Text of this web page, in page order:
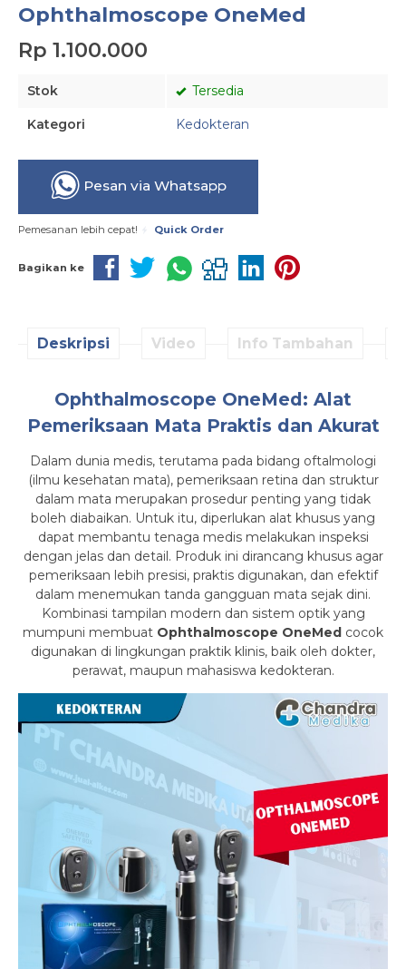
Ophthalmoscope OneMed
Rp 1.100.000
Stok Tersedia
Kategori Kedokteran
Pesan via Whatsapp
Pemesanan lebih cepat! Quick Order
Bagikan ke
Deskripsi Video Info Tambahan
Ophthalmoscope OneMed: Alat
Pemeriksaan Mata Praktis dan Akurat
Dalam dunia medis, terutama pada bidang oftalmologi
(ilmu kesehatan mata), pemeriksaan retina dan struktur
dalam mata merupakan prosedur penting yang tidak
boleh diabaikan. Untuk itu, diperlukan alat khusus yang
dapat membantu tenaga medis melakukan inspeksi
dengan jelas dan detail. Produk ini dirancang khusus agar
pemeriksaan lebih presisi, praktis digunakan, dan efektif
dalam menemukan tanda gangguan mata sejak dini.
Kombinasi tampilan modern dan sistem optik yang
mumpuni membuat Ophthalmoscope OneMed cocok
digunakan di lingkungan praktik klinis, baik oleh dokter,
perawat, maupun mahasiswa kedokteran.